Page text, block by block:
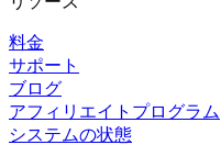
料金
サポート
ブログ
アフィリエイトプログラム
システムの状態